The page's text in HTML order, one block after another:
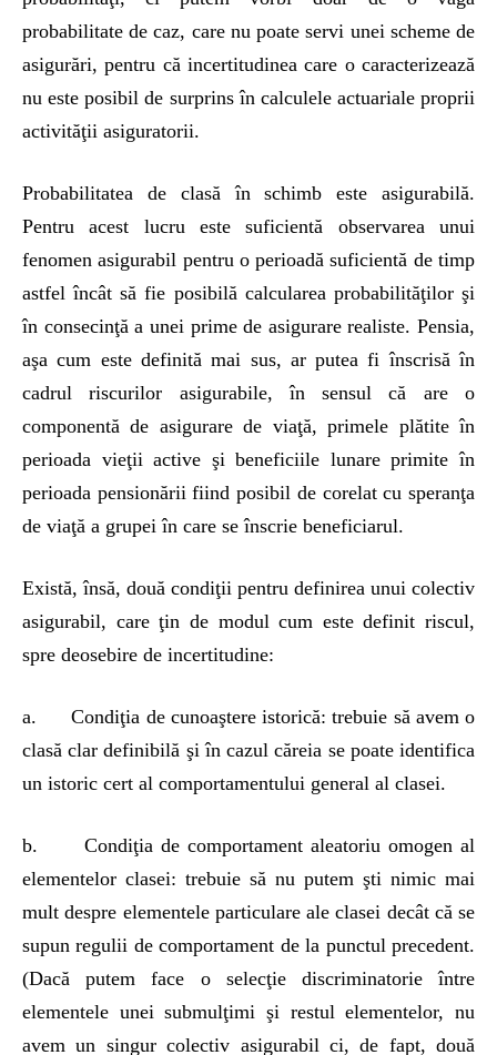
probabilitate de caz, care nu poate servi unei scheme de
asigurări, pentru că incertitudinea care o caracterizează
nu este posibil de surprins în calculele actuariale proprii
activităţii asiguratorii.
Probabilitatea de clasă în schimb este asigurabilă.
Pentru acest lucru este suficientă observarea unui
fenomen asigurabil pentru o perioadă suficientă de timp
astfel încât să fie posibilă calcularea probabilităţilor şi
în consecinţă a unei prime de asigurare realiste. Pensia,
aşa cum este definită mai sus, ar putea fi înscrisă în
cadrul riscurilor asigurabile, în sensul că are o
componentă de asigurare de viaţă, primele plătite în
perioada vieţii active şi beneficiile lunare primite în
perioada pensionării fiind posibil de corelat cu speranţa
de viaţă a grupei în care se înscrie beneficiarul.
Există, însă, două condiţii pentru definirea unui colectiv
asigurabil, care ţin de modul cum este definit riscul,
spre deosebire de incertitudine:
a. Condiţia de cunoaştere istorică: trebuie să avem o
clasă clar definibilă şi în cazul căreia se poate identifica
un istoric cert al comportamentului general al clasei.
b. Condiţia de comportament aleatoriu omogen al
elementelor clasei: trebuie să nu putem şti nimic mai
mult despre elementele particulare ale clasei decât că se
supun regulii de comportament de la punctul precedent.
(Dacă putem face o selecţie discriminatorie între
elementele unei submulţimi şi restul elementelor, nu
avem un singur colectiv asigurabil ci, de fapt, două